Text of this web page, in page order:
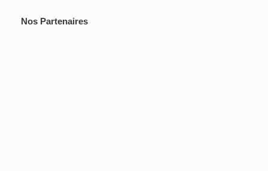
Nos Partenaires